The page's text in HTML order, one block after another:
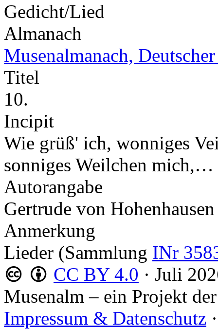
Gedicht/Lied
Almanach
Musenalmanach,
Titel
10.
Incipit
Wie grüß' ich, wonniges
sonniges Weilchen mich,…
Autorangabe
Gertrude von
Anmerkung
Lieder (Sammlung INr
CC BY 4.0 · Juli
Musenalm – ein Projekt der
Impressum & Datenschutz ·